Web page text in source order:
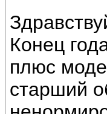
Конец
плюс
старший